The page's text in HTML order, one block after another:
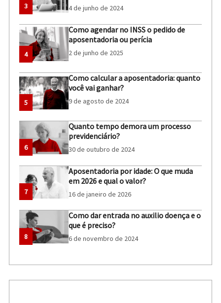
3 4 de junho de 2024
4
Como agendar no INSS o pedido de
aposentadoria ou perícia
2 de junho de 2025
5
Como calcular a aposentadoria: quanto
você vai ganhar?
9 de agosto de 2024
6
Quanto tempo demora um processo
previdenciário?
30 de outubro de 2024
7
Aposentadoria por idade: O que muda
em 2026 e qual o valor?
16 de janeiro de 2026
8
Como dar entrada no auxilio doença e o
que é preciso?
6 de novembro de 2024